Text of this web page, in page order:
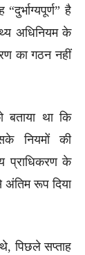
है
अधिनियम के
का गठन नहीं
था कि
नियमों की
प्राधिकरण के
रूप दिया
पिछले सप्ताह